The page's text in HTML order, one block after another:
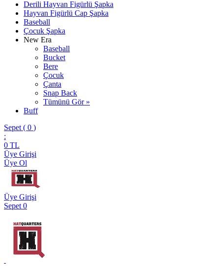
Derili Hayvan Figürlü Şapka
Hayvan Figürlü Cap Şapka
Baseball
Çocuk Şapka
New Era
Baseball
Bucket
Bere
Çocuk
Çanta
Snap Back
Tümünü Gör »
Buff
Sepet ( 0 )
:
0 TL
Üye Girişi
Üye Ol
Üye Girişi
Sepet 0